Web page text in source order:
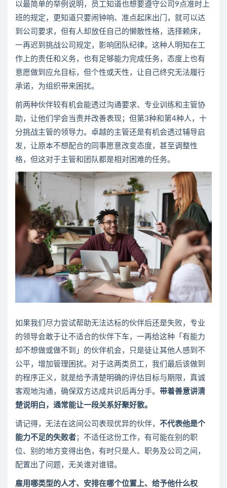
以最简单的举例说明，员工知道也想要遵守公司9点准时上
班的规定，更知道只要闹钟响、准点起床出门，就可以达
到公司要求，但有人却放任自己的懒散性格，选择赖床，
一再迟到挑战公司规定，影响团队纪律。这种人明知在工
作上的责任和义务，也有足够能力完成任务，态度上也有
意愿做到应允目标，但个性或天性，让自己终究无法履行
承诺，为组织带来困扰。
前两种伙伴较有机会能透过沟通要求、专业训练和主管协
助，让他们学会当责并改善表现；但第3种和第4种人，十
分挑战主管的领导力。卓越的主管还是有机会透过辅导启
发，让原本不想配合的同事愿意改变态度，甚至调整性
格，但这对于主管和团队都是相对困难的任务。
如果我们尽力尝试帮助无法达标的伙伴后还是失败，专业
的领导会敢于让不适合的伙伴下车，一再给这种「有能力
却不想做或做不到」的伙伴机会，只是徒让其他人感到不
公平，增加管理困扰。对于这两类员工，我们最后该做到
的程序正义，就是给予清楚明确的评估目标与期限，真诚
客观地沟通，确保双方达成共识后再分手。 带着善意讲清
楚说明白，通常能让一段关系好聚好散。
请记得，无法在这间公司表现优异的伙伴， 不代表他是个
能力不足的失败者；不适任这份工作，有可能在别的职
位、别的地方变得出色，有时只是人、职务及公司之间，
配置出了问题，无关谁对谁错。
雇用哪类型的人才、安排在哪个位置上、给予他什么权